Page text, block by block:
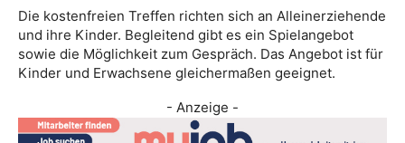
Die kostenfreien Treffen richten sich an Alleinerziehende
und ihre Kinder. Begleitend gibt es ein Spielangebot
sowie die Möglichkeit zum Gespräch. Das Angebot ist für
Kinder und Erwachsene gleichermaßen geeignet.
- Anzeige -